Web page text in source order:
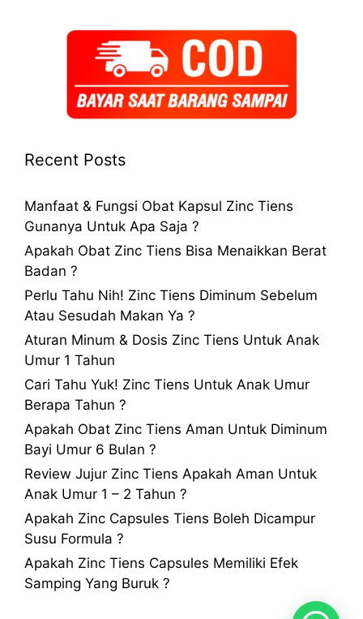
Recent Posts
Manfaat & Fungsi Obat Kapsul Zinc Tiens
Gunanya Untuk Apa Saja ?
Apakah Obat Zinc Tiens Bisa Menaikkan Berat
Badan ?
Perlu Tahu Nih! Zinc Tiens Diminum Sebelum
Atau Sesudah Makan Ya ?
Aturan Minum & Dosis Zinc Tiens Untuk Anak
Umur 1 Tahun
Cari Tahu Yuk! Zinc Tiens Untuk Anak Umur
Berapa Tahun ?
Apakah Obat Zinc Tiens Aman Untuk Diminum
Bayi Umur 6 Bulan ?
Review Jujur Zinc Tiens Apakah Aman Untuk
Anak Umur 1 – 2 Tahun ?
Apakah Zinc Capsules Tiens Boleh Dicampur
Susu Formula ?
Apakah Zinc Tiens Capsules Memiliki Efek
Samping Yang Buruk ?